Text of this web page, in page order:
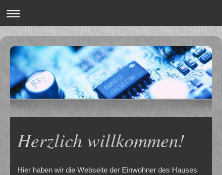
Herzlich willkommen!
Hier haben wir die Webseite der Einwohner des Hauses